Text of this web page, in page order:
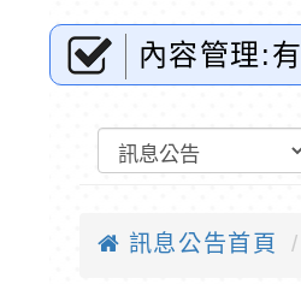
內容管理:
訊息公告首頁